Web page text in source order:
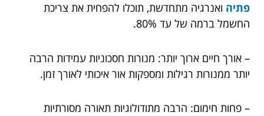
פתיה ואנרגיה מתחדשת, תוכלו להפחית את צריכת
החשמל ברמה של עד 80%.
– אורך חיים ארוך יותר: מנורות חסכוניות עמידות הרבה
יותר ממנורות רגילות ומספקות אור איכותי לאורך זמן.
– פחות חימום: הרבה מתודולוגיות תאורה מסורתיות